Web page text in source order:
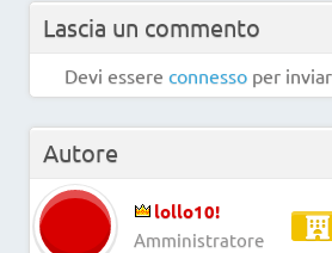
Lascia un commento
Devi essere connesso per
Autore
lollo10!
Amministratore